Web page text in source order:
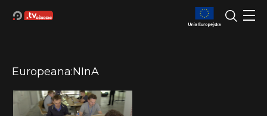
Europeana:NInA